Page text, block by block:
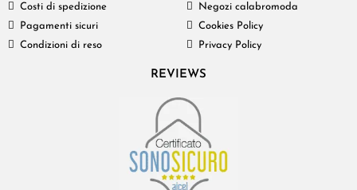
Costi di spedizione
Pagamenti sicuri
Condizioni di reso
Negozi calabromoda
Cookies Policy
Privacy Policy
REVIEWS